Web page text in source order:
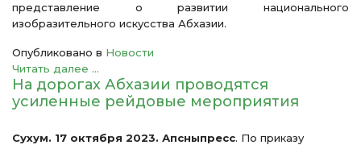
представление о развитии национального
изобразительного искусства Абхазии.
Опубликовано в Новости
Читать далее ...
На дорогах Абхазии проводятся
усиленные рейдовые мероприятия
Сухум. 17 октября 2023. Апсныпресс. По приказу